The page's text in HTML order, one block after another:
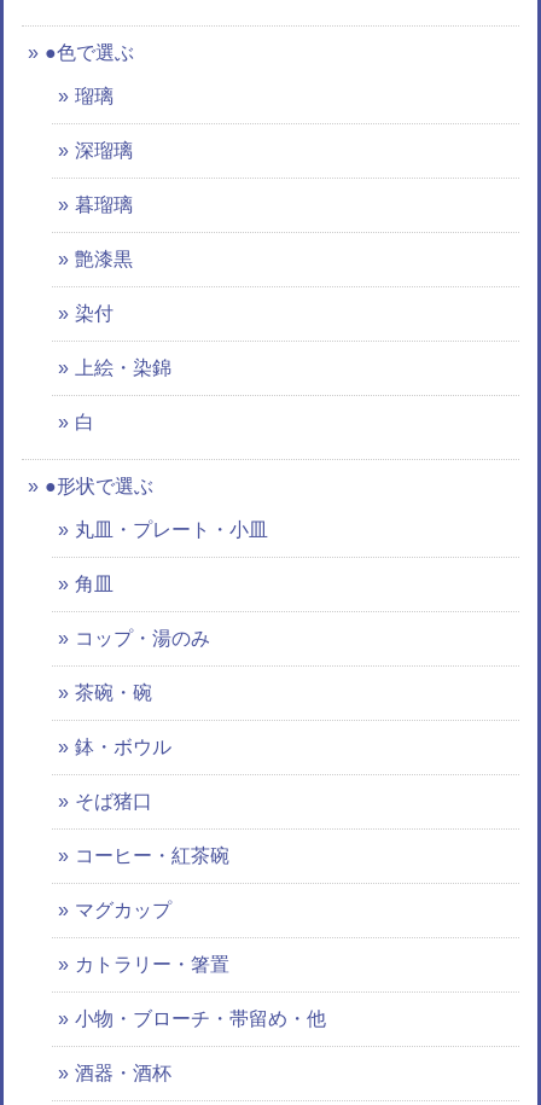
●色で選ぶ
瑠璃
深瑠璃
暮瑠璃
艶漆黒
染付
上絵・染錦
白
●形状で選ぶ
丸皿・プレート・小皿
角皿
コップ・湯のみ
茶碗・碗
鉢・ボウル
そば猪口
コーヒー・紅茶碗
マグカップ
カトラリー・箸置
小物・ブローチ・帯留め・他
酒器・酒杯